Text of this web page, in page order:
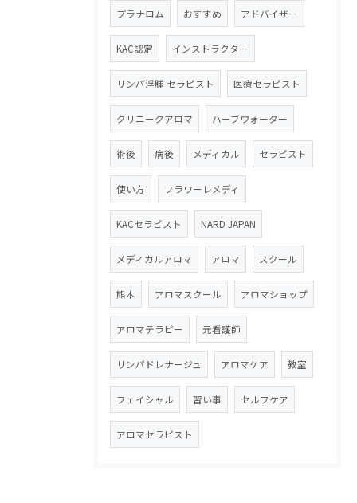
プラナロム おすすめ アドバイザー
KAC認定 インストラクター
リンパ浮腫 セラピスト 医療セラピスト
クリニークアロマ ハーブウォーター
術後 病後 メディカル セラピスト
使い方 フラワーレメディ
KACセラピスト NARD JAPAN
メディカルアロマ アロマ スクール
熊本 アロマスクール アロマショップ
アロマテラピー 元看護師
リンパドレナージュ アロマケア 教室
フェイシャル 習い事 セルフケア
アロマセラピスト